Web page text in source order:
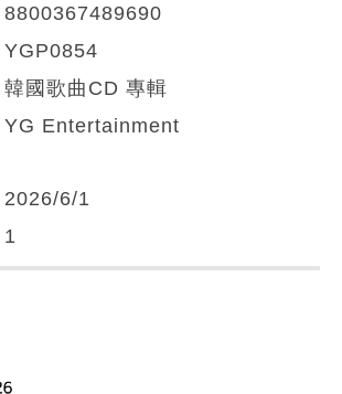
8800367489690
YGP0854
韓國歌曲CD 專輯
YG Entertainment
2026/6/1
1